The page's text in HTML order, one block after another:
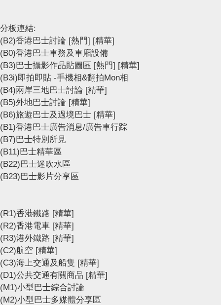
分板連結:
(B2)香港巴士討論 [熱門] [精華]
(B0)香港巴士車務及車廂設備
(B3)巴士攝影作品貼圖區 [熱門] [精華]
(B3i)即拍即貼 -手機相&翻拍Mon相
(B4)兩岸三地巴士討論 [精華]
(B5)外地巴士討論 [精華]
(B6)旅遊巴士及過境巴士 [精華]
(B1)香港巴士廣告消息/廣告車行踪
(B7)巴士特別所見
(B11)巴士精華區
(B22)巴士迷吹水區
(B23)巴士影片分享區
(R1)香港鐵路 [精華]
(R2)香港電車 [精華]
(R3)港外鐵路 [精華]
(C2)航空 [精華]
(C3)海上交通及船隻 [精華]
(D1)公共交通有關商品 [精華]
(M1)小型巴士綜合討論
(M2)小型巴士多媒體分享區